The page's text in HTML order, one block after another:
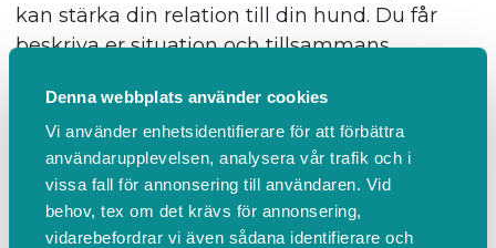
Denna webbplats använder cookies
Vi använder enhetsidentifierare för att förbättra
användarupplevelsen, analysera vår trafik och i
vissa fall för annonsering till användaren. Vid
behov, tex om det krävs för annonsering,
vidarebefordrar vi även sådana identifierare och
kan stärka din relation till din hund. Du får
beskriva er situation och tillsammans
och vad som kan utvecklas och på vilket sätt.
Min ambition är att du i samtalet blir stärkt i
din förmåga, och ser möjlighet till positiv
utveckling framåt i ditt liv med din hund!